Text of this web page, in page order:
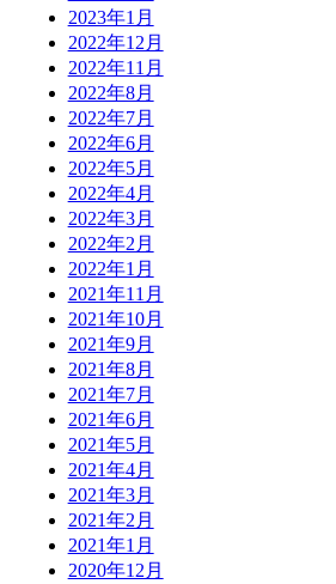
2023年1月
2022年12月
2022年11月
2022年8月
2022年7月
2022年6月
2022年5月
2022年4月
2022年3月
2022年2月
2022年1月
2021年11月
2021年10月
2021年9月
2021年8月
2021年7月
2021年6月
2021年5月
2021年4月
2021年3月
2021年2月
2021年1月
2020年12月